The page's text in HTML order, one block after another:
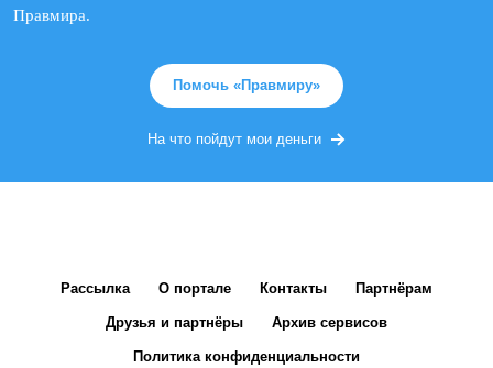
Правмира.
Помочь «Правмиру»
На что пойдут мои деньги
Рассылка О портале Контакты Партнёрам
Друзья и партнёры Архив сервисов
Политика конфиденциальности